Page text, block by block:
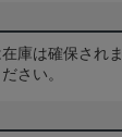
庫は確保され
さい。